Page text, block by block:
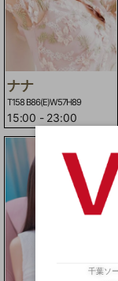
ナナ
T158 B86(E)W57H89
15:00 - 23:00
千葉ソ